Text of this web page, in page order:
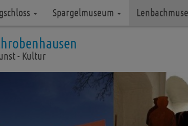
Spargelmuseum
- Kultur